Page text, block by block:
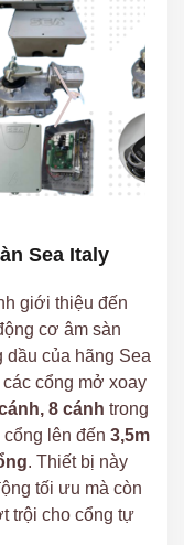
Sea Italy
giới thiệu đến
cơ âm sàn
dầu của hãng Sea
cổng mở xoay
8 cánh trong
lên đến 3,5m
. Thiết bị này
tối ưu mà còn
trội cho cổng tự